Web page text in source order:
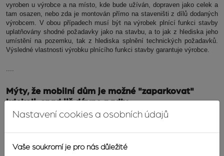
vyroben u výrobce a na místo, kde bude užíván, dopraven jako celek a
tam osazen, nebo zda je montován přímo na staveništi z dílů dodaných
výrobcem. V obou případech musí být na výrobek plnící funkci stavby
uplatňovány shodné požadavky jako na stavbu, a to jak z hlediska jeho
umístění na pozemku, tak z hlediska splnění technických požadavků.
Výsledné vlastnosti výrobku plnícího funkci stavby garantuje výrobce.
Mýty, že mobilní dům je možné "zaparkovat"
kdekoli, snad již dávno padly
Proto je třeba vědět, že mobilní dům, využívaný pro bydlení nebo
stavba rodinného domu nebo stavba pro rekreaci. Musí být tedy umístěn
Nastavení cookies a osobních údajů
Vaše soukromí je pro nás důležité